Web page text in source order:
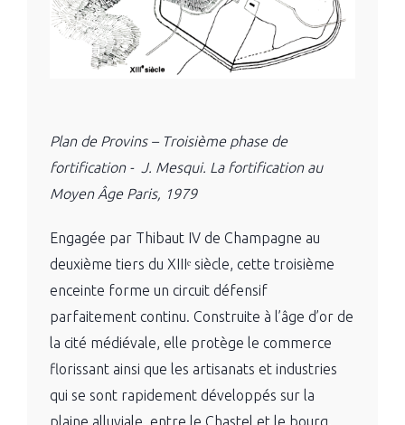
Plan de Provins – Troisième phase de
fortification - J. Mesqui. La fortification au
Moyen Âge Paris, 1979
Engagée par Thibaut IV de Champagne au
deuxième tiers du XIIIᵉ siècle, cette troisième
enceinte forme un circuit défensif
parfaitement continu. Construite à l’âge d’or de
la cité médiévale, elle protège le commerce
florissant ainsi que les artisanats et industries
qui se sont rapidement développés sur la